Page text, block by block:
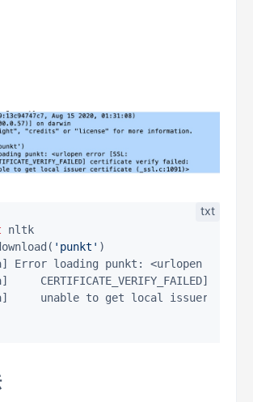
nltk
'punkt' )
Error loading punkt: <urlopen error
CERTIFICATE_VERIFY_FAILED]
unable to get local issuer